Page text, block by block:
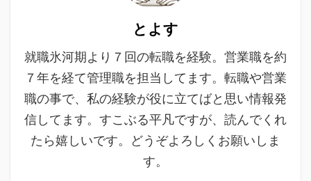
とよす
就職氷河期より７回の転職を経験。営業職を約
７年を経て管理職を担当してます。転職や営業
職の事で、私の経験が役に立てばと思い情報発
信してます。すこぶる平凡ですが、読んでくれ
たら嬉しいです。どうぞよろしくお願いしま
す。